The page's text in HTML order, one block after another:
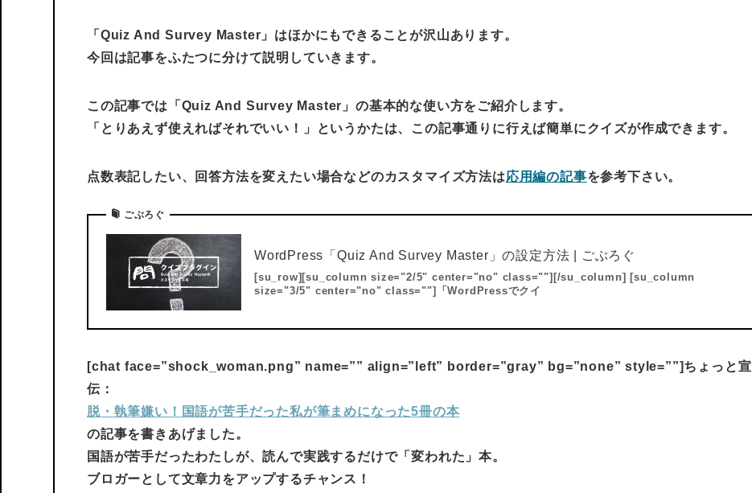
「Quiz And Survey Master」はほかにもできることが沢山あります。
今回は記事をふたつに分けて説明していきます。
この記事では「Quiz And Survey Master」の基本的な使い方をご紹介します。
「とりあえず使えればそれでいい！」というかたは、この記事通りに行えば簡単にクイズが作成できます。
点数表記したい、回答方法を変えたい場合などのカスタマイズ方法は応用編の記事を参考下さい。
ごぶろぐ
WordPress「Quiz And Survey Master」の設定方法 | ごぶろぐ
[su_row][su_column size="2/5" center="no" class=""][/su_column] [su_column
size="3/5" center="no" class=""]「WordPressでクイ
[chat face=”shock_woman.png” name=”” align=”left” border=”gray” bg=”none” style=””]ちょっと宣
伝：
脱・執筆嫌い！国語が苦手だった私が筆まめになった5冊の本
の記事を書きあげました。
国語が苦手だったわたしが、読んで実践するだけで「変われた」本。
ブロガーとして文章力をアップするチャンス！